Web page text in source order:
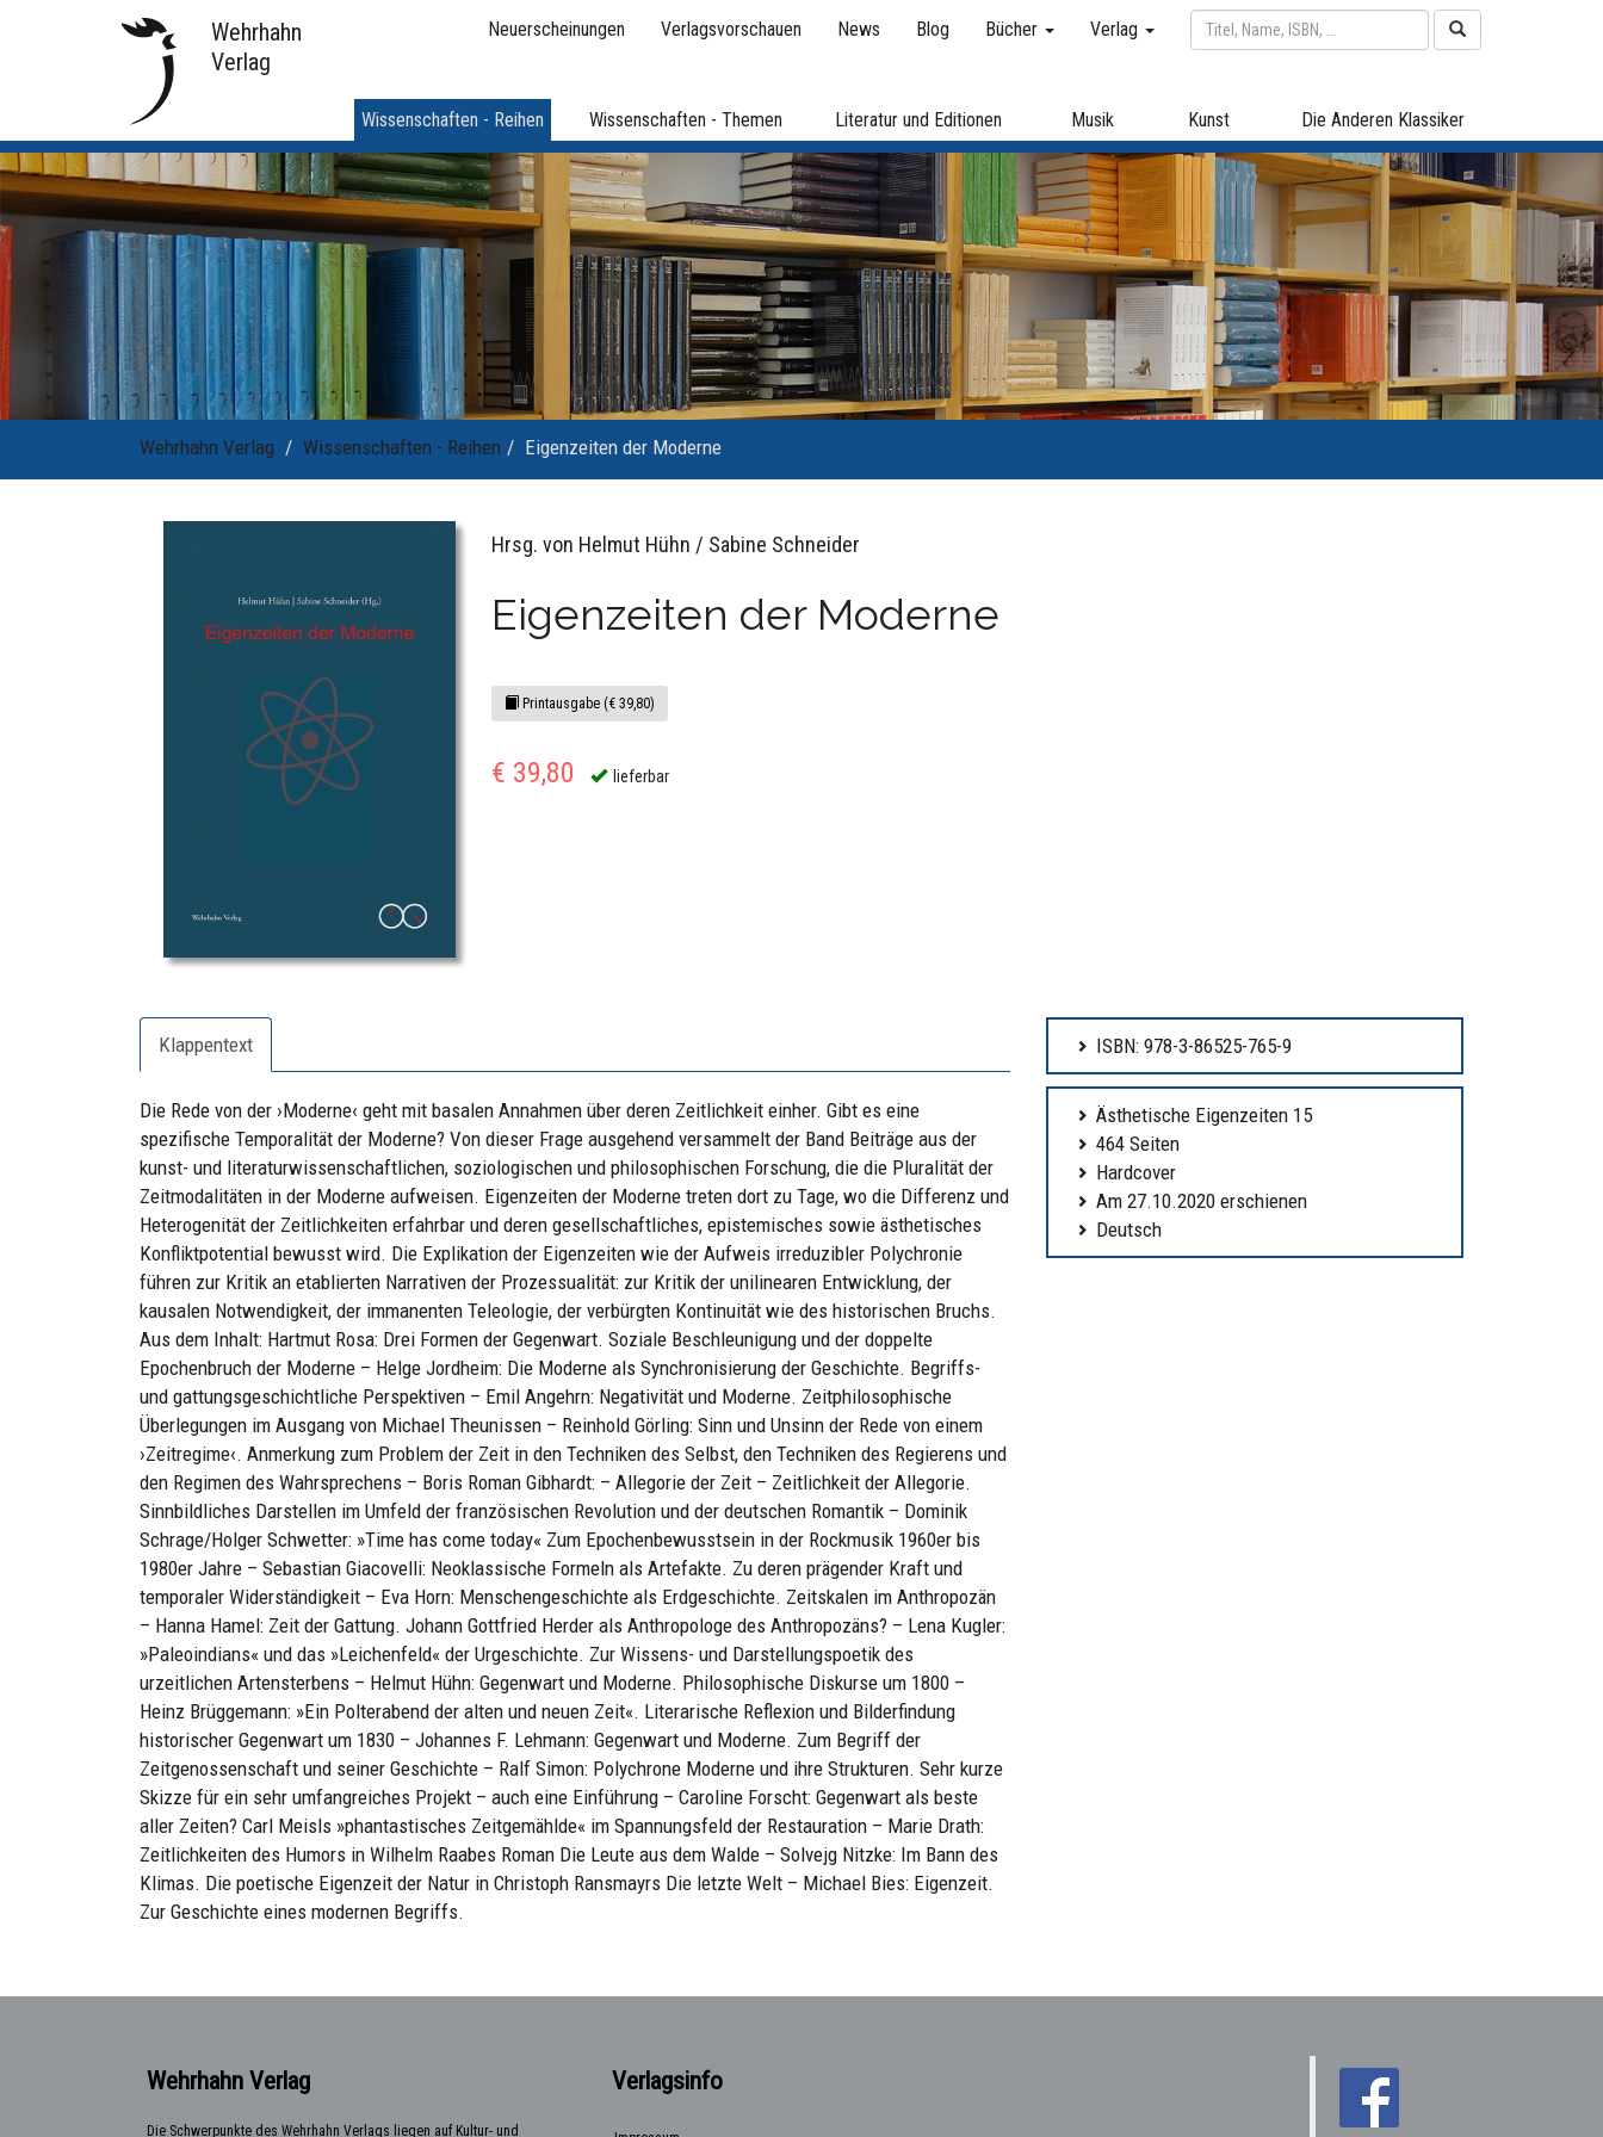
Wehrhahn
Verlag
Neuerscheinungen Verlagsvorschauen News Blog Bücher Verlag
Wissenschaften - Reihen Wissenschaften - Themen Literatur und Editionen Musik Kunst Die Anderen Klassiker
Wehrhahn Verlag Wissenschaften - Reihen Eigenzeiten der Moderne
Hrsg. von Helmut Hühn / Sabine Schneider
Eigenzeiten der Moderne
Printausgabe (€ 39,80)
€ 39,80 lieferbar
Klappentext
Die Rede von der ›Moderne‹ geht mit basalen Annahmen über deren Zeitlichkeit einher. Gibt es eine
spezifische Temporalität der Moderne? Von dieser Frage ausgehend versammelt der Band Beiträge aus der
kunst- und literaturwissenschaftlichen, soziologischen und philosophischen Forschung, die die Pluralität der
Zeitmodalitäten in der Moderne aufweisen. Eigenzeiten der Moderne treten dort zu Tage, wo die Differenz und
Heterogenität der Zeitlichkeiten erfahrbar und deren gesellschaftliches, epistemisches sowie ästhetisches
Konfliktpotential bewusst wird. Die Explikation der Eigenzeiten wie der Aufweis irreduzibler Polychronie
führen zur Kritik an etablierten Narrativen der Prozessualität: zur Kritik der unilinearen Entwicklung, der
kausalen Notwendigkeit, der immanenten Teleologie, der verbürgten Kontinuität wie des historischen Bruchs.
Aus dem Inhalt: Hartmut Rosa: Drei Formen der Gegenwart. Soziale Beschleunigung und der doppelte
Epochenbruch der Moderne – Helge Jordheim: Die Moderne als Synchronisierung der Geschichte. Begriffs-
und gattungsgeschichtliche Perspektiven – Emil Angehrn: Negativität und Moderne. Zeitphilosophische
Überlegungen im Ausgang von Michael Theunissen – Reinhold Görling: Sinn und Unsinn der Rede von einem
›Zeitregime‹. Anmerkung zum Problem der Zeit in den Techniken des Selbst, den Techniken des Regierens und
den Regimen des Wahrsprechens – Boris Roman Gibhardt: – Allegorie der Zeit – Zeitlichkeit der Allegorie.
Sinnbildliches Darstellen im Umfeld der französischen Revolution und der deutschen Romantik – Dominik
Schrage/Holger Schwetter: »Time has come today« Zum Epochenbewusstsein in der Rockmusik 1960er bis
1980er Jahre – Sebastian Giacovelli: Neoklassische Formeln als Artefakte. Zu deren prägender Kraft und
temporaler Widerständigkeit – Eva Horn: Menschengeschichte als Erdgeschichte. Zeitskalen im Anthropozän
– Hanna Hamel: Zeit der Gattung. Johann Gottfried Herder als Anthropologe des Anthropozäns? – Lena Kugler:
»Paleoindians« und das »Leichenfeld« der Urgeschichte. Zur Wissens- und Darstellungspoetik des
urzeitlichen Artensterbens – Helmut Hühn: Gegenwart und Moderne. Philosophische Diskurse um 1800 –
Heinz Brüggemann: »Ein Polterabend der alten und neuen Zeit«. Literarische Reflexion und Bilderfindung
historischer Gegenwart um 1830 – Johannes F. Lehmann: Gegenwart und Moderne. Zum Begriff der
Zeitgenossenschaft und seiner Geschichte – Ralf Simon: Polychrone Moderne und ihre Strukturen. Sehr kurze
Skizze für ein sehr umfangreiches Projekt – auch eine Einführung – Caroline Forscht: Gegenwart als beste
aller Zeiten? Carl Meisls »phantastisches Zeitgemählde« im Spannungsfeld der Restauration – Marie Drath:
Zeitlichkeiten des Humors in Wilhelm Raabes Roman Die Leute aus dem Walde – Solvejg Nitzke: Im Bann des
Klimas. Die poetische Eigenzeit der Natur in Christoph Ransmayrs Die letzte Welt – Michael Bies: Eigenzeit.
Zur Geschichte eines modernen Begriffs.
ISBN: 978-3-86525-765-9
Ästhetische Eigenzeiten 15
464 Seiten
Hardcover
Am 27.10.2020 erschienen
Deutsch
Wehrhahn Verlag
Die Schwerpunkte des Wehrhahn Verlags liegen auf Kultur- und
Verlagsinfo